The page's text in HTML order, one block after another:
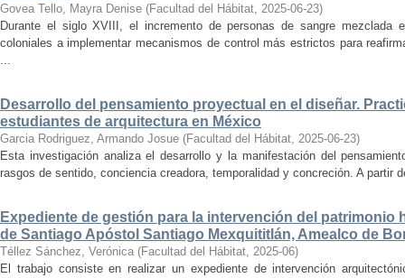
Govea Tello, Mayra Denise (Facultad del Hábitat, 2025-06-23)
Durante el siglo XVIII, el incremento de personas de sangre
coloniales a implementar mecanismos de control más estrictos para
...
Desarrollo del pensamiento proyectual en el diseñar.
estudiantes de arquitectura en México
Garcia Rodriguez, Armando Josue (Facultad del Hábitat, 2025-06-23)
Esta investigación analiza el desarrollo y la manifestación del
rasgos de sentido, conciencia creadora, temporalidad y concreción. A partir
Expediente de gestión para la intervención del patrimonio
de Santiago Apóstol Santiago Mexquititlán, Amealco de
Téllez Sánchez, Verónica (Facultad del Hábitat, 2025-06)
El trabajo consiste en realizar un expediente de intervención